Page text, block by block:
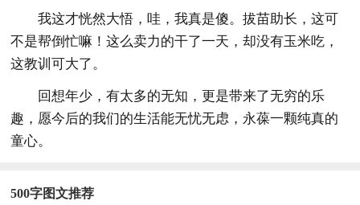
我这才恍然大悟，哇，我真是傻。拔苗助长，这可
不是帮倒忙嘛！这么卖力的干了一天，却没有玉米吃，
这教训可大了。
回想年少，有太多的无知，更是带来了无穷的乐
趣，愿今后的我们的生活能无忧无虑，永葆一颗纯真的
童心。
500字图文推荐